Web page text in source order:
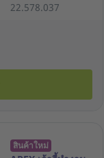
22.578.037
สินค้าใหม่